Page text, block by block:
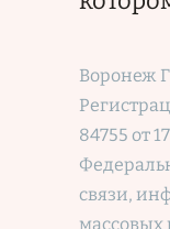
Воронеж
84755 от
связи,
массовых